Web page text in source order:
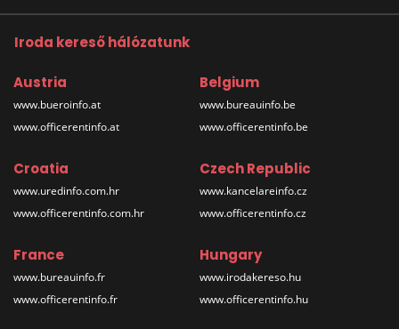
Iroda kereső hálózatunk
Austria
www.bueroinfo.at
www.officerentinfo.at
Belgium
www.bureauinfo.be
www.officerentinfo.be
Croatia
www.uredinfo.com.hr
www.officerentinfo.com.hr
Czech Republic
www.kancelareinfo.cz
www.officerentinfo.cz
France
www.bureauinfo.fr
www.officerentinfo.fr
Hungary
www.irodakereso.hu
www.officerentinfo.hu